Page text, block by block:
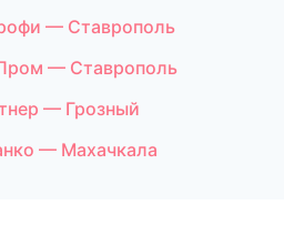
— Ставрополь
— Ставрополь
— Грозный
— Махачкала